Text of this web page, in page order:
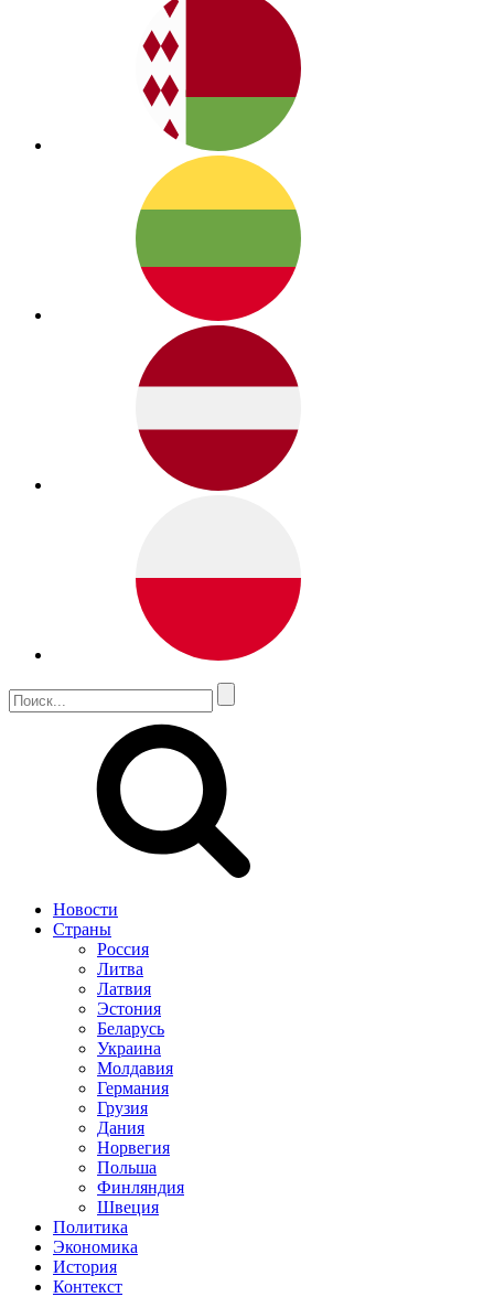
Новости
Страны
Россия
Литва
Латвия
Эстония
Беларусь
Украина
Молдавия
Германия
Грузия
Дания
Норвегия
Польша
Финляндия
Швеция
Политика
Экономика
История
Контекст